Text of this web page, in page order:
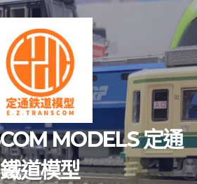
MODELS 定通
鐵道模型